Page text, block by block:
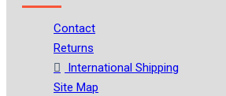
Contact
Returns
International Shipping
Site Map